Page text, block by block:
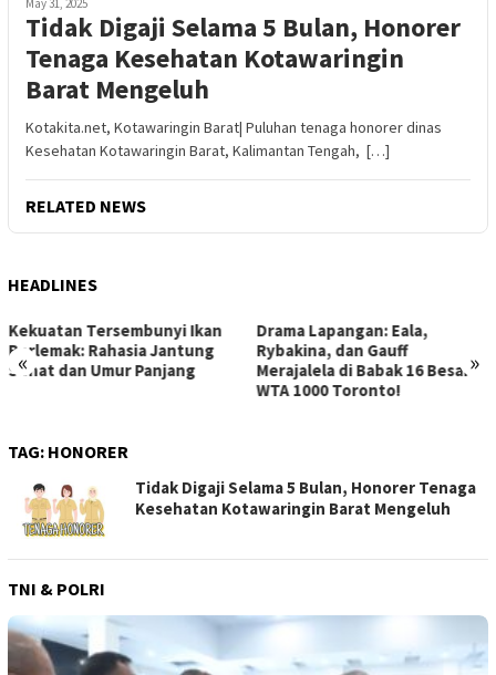
May 31, 2025
Tidak Digaji Selama 5 Bulan, Honorer
Tenaga Kesehatan Kotawaringin
Barat Mengeluh
Kotakita.net, Kotawaringin Barat| Puluhan tenaga honorer dinas
Kesehatan Kotawaringin Barat, Kalimantan Tengah, […]
RELATED NEWS
HEADLINES
« »
Drama Lapangan: Eala,
Rybakina, dan Gauff
Merajalela di Babak 16 Besar
Strategi Jitu Memenangkan
Lelang Mobil Bekas: Hindari
Kerugian, Raih Keuntungan
Maksimal!
TAG: HONORER
Tidak Digaji Selama 5 Bulan, Honorer Tenaga
Kesehatan Kotawaringin Barat Mengeluh
TNI & POLRI